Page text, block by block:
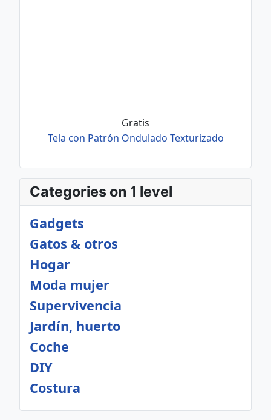
Gratis
Tela con Patrón Ondulado Texturizado
Categories on 1 level
Gadgets
Gatos & otros
Hogar
Moda mujer
Supervivencia
Jardín, huerto
Coche
DIY
Costura